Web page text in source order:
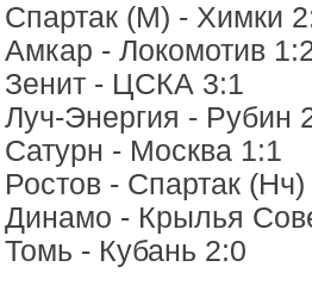
Спартак (М) - Химки
Амкар - Локомотив
Зенит - ЦСКА 3:1
Луч-Энергия - Рубин
Сатурн - Москва 1:1
Ростов - Спартак
Динамо - Крылья
Томь - Кубань 2:0